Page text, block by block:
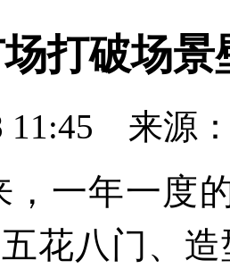
打破场
11:45 来源
，一年一度
花八门、